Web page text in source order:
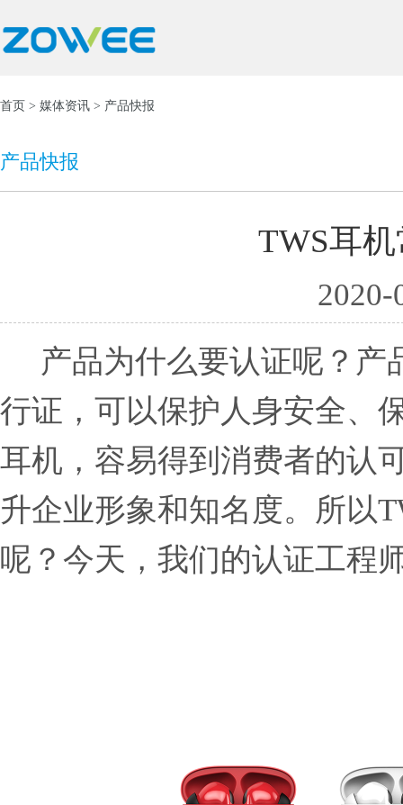
首页 > 媒体资讯 > 产品快报
产品快报
TWS耳
2020-
产品为什么要认证呢？产
行证，可以保护人身安全、保护
耳机，容易得到消费者的认
升企业形象和知名度。所以
呢？今天，我们的认证工程